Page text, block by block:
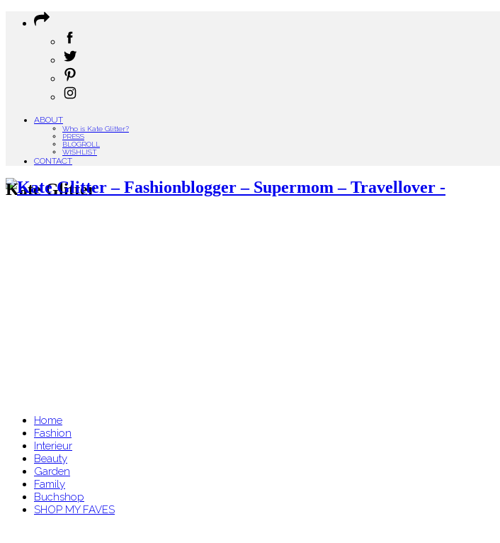
ABOUT
Who is Kate Glitter?
PRESS
BLOGROLL
WISHLIST
CONTACT
Kate Glitter
Home
Fashion
Interieur
Beauty
Garden
Family
Buchshop
SHOP MY FAVES